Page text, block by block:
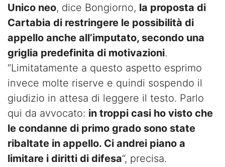
Unico neo, dice Bongiorno, la proposta di
Cartabia di restringere le possibilità di
appello anche all’imputato, secondo una
griglia predefinita di motivazioni.
“Limitatamente a questo aspetto esprimo
invece molte riserve e quindi sospendo il
giudizio in attesa di leggere il testo. Parlo
qui da avvocato: in troppi casi ho visto che
le condanne di primo grado sono state
ribaltate in appello. Ci andrei piano a
limitare i diritti di difesa“, precisa.